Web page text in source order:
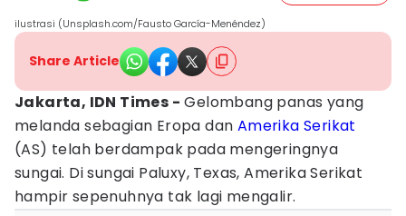
ilustrasi (Unsplash.com/Fausto García-Menéndez)
Share Article
Jakarta, IDN Times - Gelombang panas yang
melanda sebagian Eropa dan Amerika Serikat
(AS) telah berdampak pada mengeringnya
sungai. Di sungai Paluxy, Texas, Amerika Serikat
hampir sepenuhnya tak lagi mengalir.